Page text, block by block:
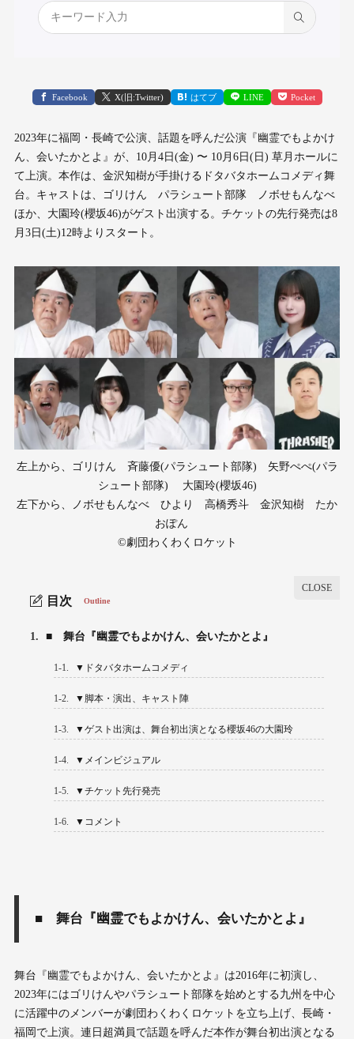
Facebook X(旧:Twitter) はてブ LINE Pocket
2023年に福岡・長崎で公演、話題を呼んだ公演『幽霊でもよかけ
ん、会いたかとよ』が、10月4日(金) 〜 10月6日(日) 草月ホールに
て上演。本作は、金沢知樹が手掛けるドタバタホームコメディ舞
台。キャストは、ゴリけん パラシュート部隊 ノボせもんなべ
ほか、大園玲(櫻坂46)がゲスト出演する。チケットの先⾏発売は8
⽉3⽇(土)12時よりスタート。
左上から、ゴリけん 斉藤優(パラシュート部隊) 矢野ぺぺ(パラ
シュート部隊) 大園玲(櫻坂46)
左下から、ノボせもんなべ ひより 高橋秀斗 金沢知樹 たか
おぽん
©︎劇団わくわくロケット
目次 Outline
1. ■ 舞台『幽霊でもよかけん、会いたかとよ』
1-1. ▼ドタバタホームコメディ
1-2. ▼脚本・演出、キャスト陣
1-3. ▼ゲスト出演は、舞台初出演となる櫻坂46の大園玲
1-4. ▼メインビジュアル
1-5. ▼チケット先行発売
1-6. ▼コメント
■ 舞台『幽霊でもよかけん、会いたかとよ』
舞台『幽霊でもよかけん、会いたかとよ』は2016年に初演し、
2023年にはゴリけんやパラシュート部隊を始めとする九州を中心
に活躍中のメンバーが劇団わくわくロケットを立ち上げ、⻑崎・
福岡で上演。連日超満員で話題を呼んだ本作が舞台初出演となる